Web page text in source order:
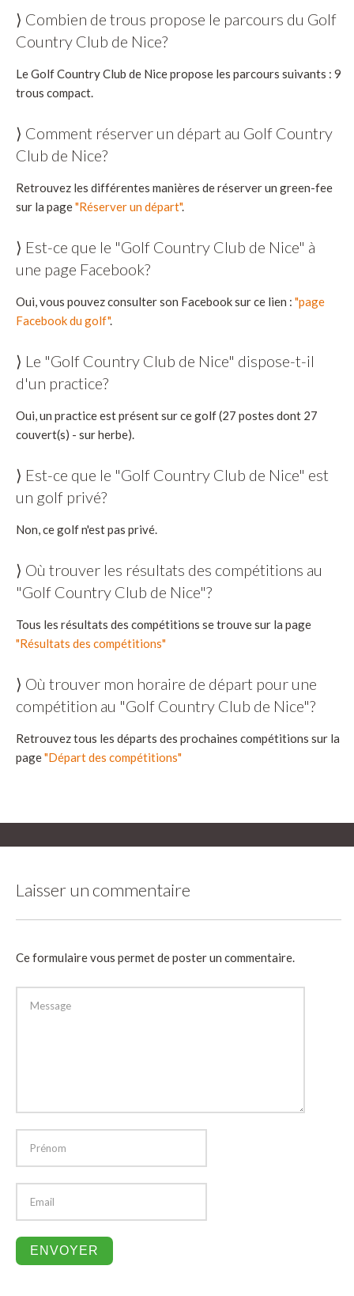
⟩ Combien de trous propose le parcours du Golf
Country Club de Nice?
Le Golf Country Club de Nice propose les parcours suivants : 9
trous compact.
⟩ Comment réserver un départ au Golf Country
Club de Nice?
Retrouvez les différentes manières de réserver un green-fee
sur la page"Réserver un départ".
⟩ Est-ce que le "Golf Country Club de Nice" à
une page Facebook?
Oui, vous pouvez consulter son Facebook sur ce lien : "page
Facebook du golf".
⟩ Le "Golf Country Club de Nice" dispose-t-il
d'un practice?
Oui, un practice est présent sur ce golf (27 postes dont 27
couvert(s) - sur herbe).
⟩ Est-ce que le "Golf Country Club de Nice" est
un golf privé?
Non, ce golf n'est pas privé.
⟩ Où trouver les résultats des compétitions au
"Golf Country Club de Nice"?
Tous les résultats des compétitions se trouve sur la page
"Résultats des compétitions"
⟩ Où trouver mon horaire de départ pour une
compétition au "Golf Country Club de Nice"?
Retrouvez tous les départs des prochaines compétitions sur la
page"Départ des compétitions"
Laisser un commentaire
Ce formulaire vous permet de poster un commentaire.